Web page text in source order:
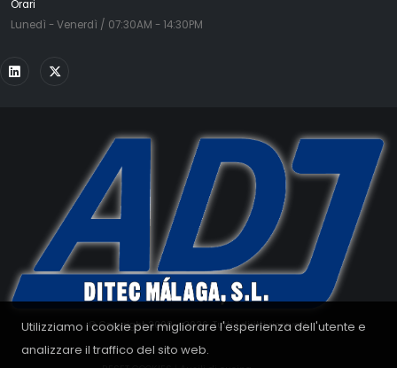
Utilizziamo i cookie per migliorare l'esperienza dell'utente e
analizzare il traffico del sito web.
Orari
Lunedì - Venerdì / 07:30AM - 14:30PM
© Copyright 2008 - 2026. Tutti i diritti riservati.